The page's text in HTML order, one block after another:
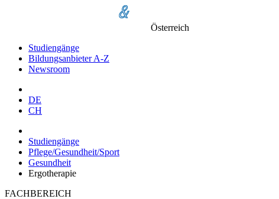
Österreich
Studiengänge
Bildungsanbieter A-Z
Newsroom
DE
CH
Studiengänge
Pflege/Gesundheit/Sport
Gesundheit
Ergotherapie
FACHBEREICH